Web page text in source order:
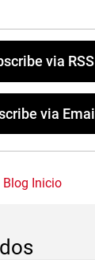
via RSS
via Email
Blog Inicio